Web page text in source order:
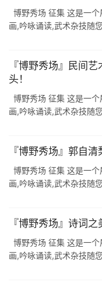
博野秀场 征集 这是一
画,吟咏诵读,武术杂技随
『博野秀场』民间
头！
博野秀场 征集 这是一
画,吟咏诵读,武术杂技随
『博野秀场』郭自清
博野秀场 征集 这是一
画,吟咏诵读,武术杂技随
『博野秀场』诗词
博野秀场 征集 这是一
画,吟咏诵读,武术杂技随